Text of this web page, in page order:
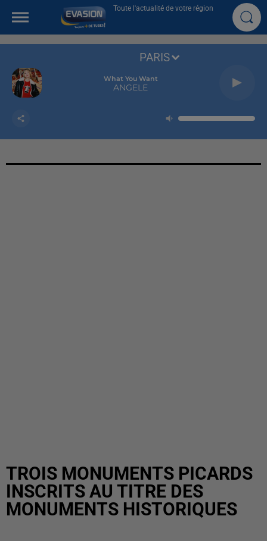
Toute l'actualité de votre région
What You Want
ANGELE
PARIS
TROIS MONUMENTS PICARDS
INSCRITS AU TITRE DES
MONUMENTS HISTORIQUES